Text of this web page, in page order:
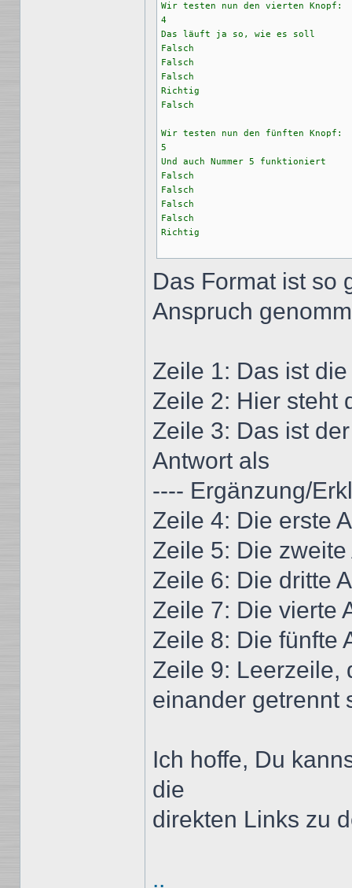
Wir testen nun den vierten Knopf:
4
Das läuft ja so, wie es soll
Falsch
Falsch
Falsch
Richtig
Falsch
Wir testen nun den fünften Knopf:
5
Und auch Nummer 5 funktioniert
Falsch
Falsch
Falsch
Falsch
Richtig
Das Format ist so
Anspruch
Zeile 1: Das ist
Zeile 2: Hier steht
Zeile 3: Das ist
Antwort als
---- Ergänzung/
Zeile 4: Die erste
Zeile 5: Die
Zeile 6: Die dritte
Zeile 7: Die vierte
Zeile 8: Die fünfte
Zeile 9: Leerzeile,
einander getrennt
Ich hoffe, Du
die
direkten Links zu
..